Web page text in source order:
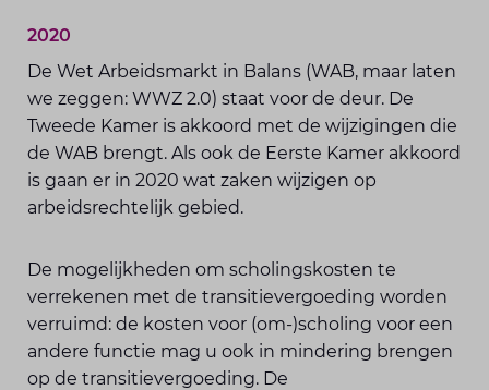
2020
De Wet Arbeidsmarkt in Balans (WAB, maar laten
we zeggen: WWZ 2.0) staat voor de deur. De
Tweede Kamer is akkoord met de wijzigingen die
de WAB brengt. Als ook de Eerste Kamer akkoord
is gaan er in 2020 wat zaken wijzigen op
arbeidsrechtelijk gebied.
De mogelijkheden om scholingskosten te
verrekenen met de transitievergoeding worden
verruimd: de kosten voor (om-)scholing voor een
andere functie mag u ook in mindering brengen
op de transitievergoeding. De